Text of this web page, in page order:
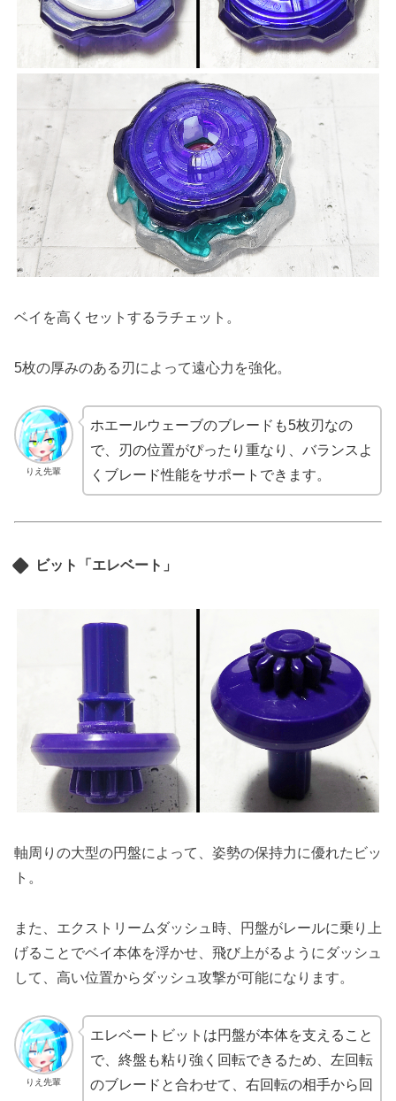
ベイを高くセットするラチェット。
5枚の厚みのある刃によって遠心力を強化。
りえ先輩
ホエールウェーブのブレードも5枚刃なの
で、刃の位置がぴったり重なり、バランスよ
くブレード性能をサポートできます。
ビット「エレベート」
軸周りの大型の円盤によって、姿勢の保持力に優れたビッ
ト。
また、エクストリームダッシュ時、円盤がレールに乗り上
げることでベイ本体を浮かせ、飛び上がるようにダッシュ
して、高い位置からダッシュ攻撃が可能になります。
りえ先輩
エレベートビットは円盤が本体を支えること
で、終盤も粘り強く回転できるため、左回転
のブレードと合わせて、右回転の相手から回